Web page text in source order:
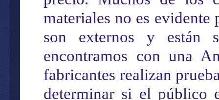
materiales no es evidente
son externos y están
encontramos con una
fabricantes realizan
determinar si el público